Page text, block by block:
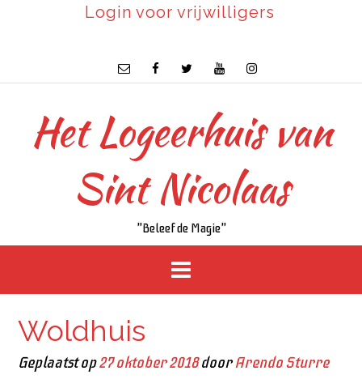
Login voor vrijwilligers
Het Logeerhuis van
Sint Nicolaas
"Beleef de Magie"
Woldhuis
Geplaatst op27 oktober 2018doorArendo Sturre